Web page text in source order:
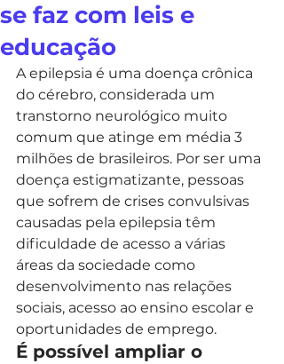
se faz com leis e
educação
A epilepsia é uma doença crônica
do cérebro, considerada um
transtorno neurológico muito
comum que atinge em média 3
milhões de brasileiros. Por ser uma
doença estigmatizante, pessoas
que sofrem de crises convulsivas
causadas pela epilepsia têm
dificuldade de acesso a várias
áreas da sociedade como
desenvolvimento nas relações
sociais, acesso ao ensino escolar e
oportunidades de emprego.
É possível ampliar o